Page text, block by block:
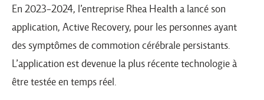
En 2023-2024, l’entreprise Rhea Health a lancé son
application, Active Recovery, pour les personnes ayant
des symptômes de commotion cérébrale persistants.
L’application est devenue la plus récente technologie à
être testée en temps réel.